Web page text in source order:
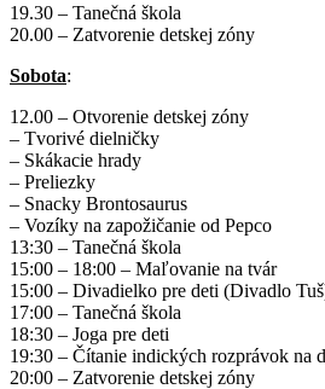
19.30 – Tanečná škola
20.00 – Zatvorenie detskej zóny
Sobota:
12.00 – Otvorenie detskej zóny
– Tvorivé dielničky
– Skákacie hrady
– Preliezky
– Snacky Brontosaurus
– Vozíky na zapožičanie od Pepco
13:30 – Tanečná škola
15:00 – 18:00 – Maľovanie na tvár
15:00 – Divadielko pre deti (Divadlo
17:00 – Tanečná škola
18:30 – Joga pre deti
19:30 – Čítanie indických rozprávok na
20:00 – Zatvorenie detskej zóny